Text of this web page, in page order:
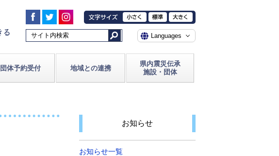
団体予約受付 地域との連携
県内震災伝承
施設・団体
お知らせ
お知らせ一覧